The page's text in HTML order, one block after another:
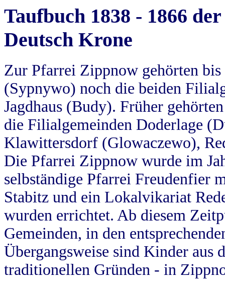
Taufbuch 1838 - 1866
Deutsch Krone
Zur Pfarrei Zippnow gehörten
(Sypnywo) noch die beiden
Jagdhaus (Budy). Früher
die Filialgemeinden Doderlage
Klawittersdorf (Glowaczewo),
Die Pfarrei Zippnow wurde im
selbständige Pfarrei Freudenfier
Stabitz und ein Lokalvikariat
wurden errichtet. Ab diesem
Gemeinden, in den
Übergangsweise sind Kinder aus
traditionellen Gründen - in